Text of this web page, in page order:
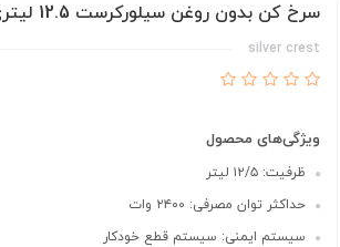
سرخ کن بدون روغن سیلورکرست 12.5 لیتری
silver crest
ویژگی‌های محصول
ظرفیت: ۱۲/۵ لیتر
حداکثر توان مصرفی: ۲۴۰۰ وات
سیستم ایمنی: سیستم قطع خودکار